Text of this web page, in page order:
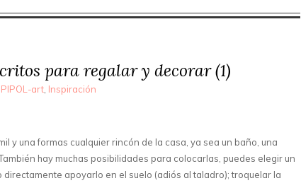
para regalar y decorar (1)
art Inspiración
y una formas cualquier rincón de la casa, ya sea un baño, una
hay muchas posibilidades para colocarlas, puedes elegir un
apoyarlo en el suelo (adiós al taladro); troquelar la